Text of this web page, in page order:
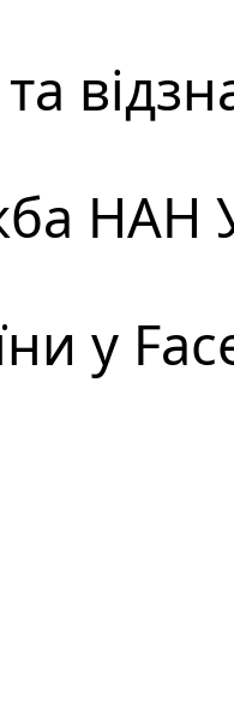
НАН
у